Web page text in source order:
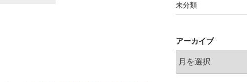
未分類
アーカイブ
ー